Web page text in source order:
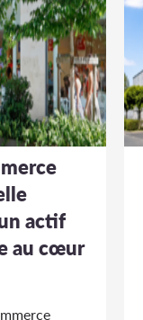
actif
au cœur